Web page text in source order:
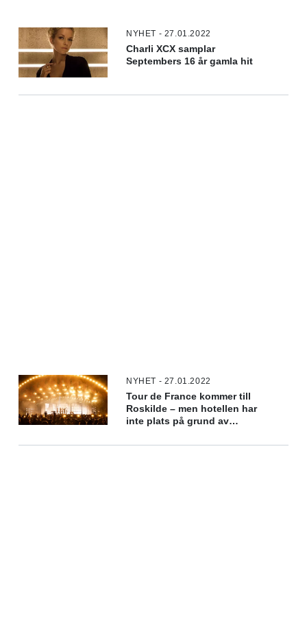
NYHET - 27.01.2022
Charli XCX samplar
Septembers 16 år gamla hit
NYHET - 27.01.2022
Tour de France kommer till
Roskilde – men hotellen har
inte plats på grund av